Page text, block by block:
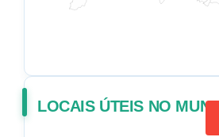
LOCAIS ÚTEIS NO